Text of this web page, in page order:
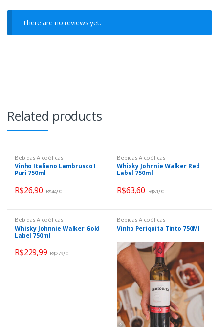
There are no reviews yet.
Related products
Bebidas Alcoólicas
Vinho Italiano Lambrusco I
Puri 750ml
R$26,90 R$44,90
Bebidas Alcoólicas
Whisky Johnnie Walker Red
Label 750ml
R$63,60 R$81,90
Bebidas Alcoólicas
Whisky Johnnie Walker Gold
Label 750ml
R$229,99 R$279,90
Bebidas Alcoólicas
Vinho Periquita Tinto 750Ml